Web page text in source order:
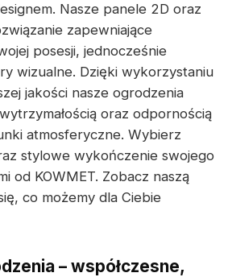
Nasze panele 2D oraz
zapewniające
posesji, jednocześnie
wizualne. Dzięki wykorzystaniu
jakości nasze ogrodzenia
oraz odpornością
atmosferyczne. Wybierz
stylowe wykończenie swojego
od KOWMET. Zobacz naszą
co możemy dla Ciebie
– współczesne,